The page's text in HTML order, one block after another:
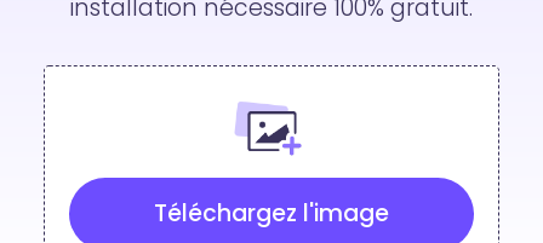
installation nécessaire 100% gratuit.
Téléchargez l'image